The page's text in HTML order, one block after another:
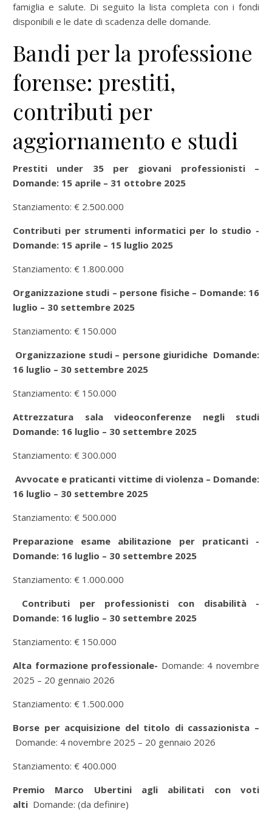
famiglia e salute. Di seguito la lista completa con i fondi
disponibili e le date di scadenza delle domande.
Bandi per la professione
forense: prestiti,
contributi per
aggiornamento e studi
Prestiti under 35 per giovani professionisti –
Domande: 15 aprile – 31 ottobre 2025
Stanziamento: € 2.500.000
Contributi per strumenti informatici per lo studio -
Domande: 15 aprile – 15 luglio 2025
Stanziamento: € 1.800.000
Organizzazione studi – persone fisiche – Domande: 16
luglio – 30 settembre 2025
Stanziamento: € 150.000
Organizzazione studi – persone giuridiche Domande:
16 luglio – 30 settembre 2025
Stanziamento: € 150.000
Attrezzatura sala videoconferenze negli studi
Domande: 16 luglio – 30 settembre 2025
Stanziamento: € 300.000
Avvocate e praticanti vittime di violenza – Domande:
16 luglio – 30 settembre 2025
Stanziamento: € 500.000
Preparazione esame abilitazione per praticanti -
Domande: 16 luglio – 30 settembre 2025
Stanziamento: € 1.000.000
Contributi per professionisti con disabilità -
Domande: 16 luglio – 30 settembre 2025
Stanziamento: € 150.000
Alta formazione professionale- Domande: 4 novembre
2025 – 20 gennaio 2026
Stanziamento: € 1.500.000
Borse per acquisizione del titolo di cassazionista –
Domande: 4 novembre 2025 – 20 gennaio 2026
Stanziamento: € 400.000
Premio Marco Ubertini agli abilitati con voti
alti Domande: (da definire)